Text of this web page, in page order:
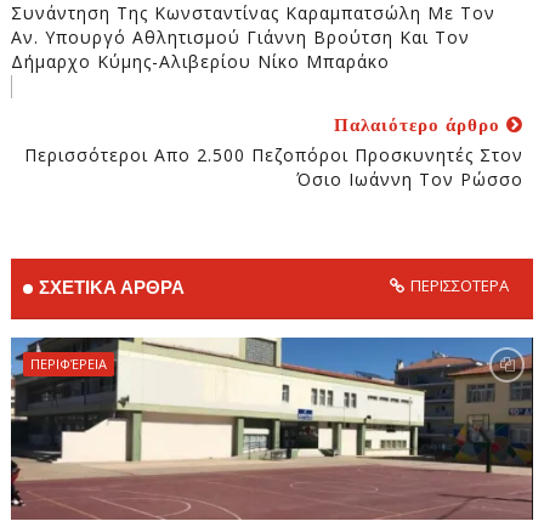
Συνάντηση Της Κωνσταντίνας Καραμπατσώλη Με Τον
Αν. Υπουργό Αθλητισμού Γιάννη Βρούτση Και Τον
Δήμαρχο Κύμης-Αλιβερίου Νίκο Μπαράκο
Παλαιότερο άρθρο
Περισσότεροι Απο 2.500 Πεζοπόροι Προσκυνητές Στον
Όσιο Ιωάννη Τον Ρώσσο
ΣΧΕΤΙΚΑ ΑΡΘΡΑ ΠΕΡΙΣΣΟΤΕΡΑ
ΠΕΡΙΦΈΡΕΙΑ